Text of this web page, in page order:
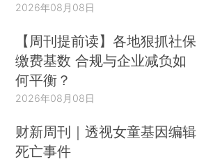
2026年08月08日
【周刊提前读】各地狠抓社保
缴费基数 合规与企业减负如
何平衡？
2026年08月08日
财新周刊｜透视女童基因编辑
死亡事件